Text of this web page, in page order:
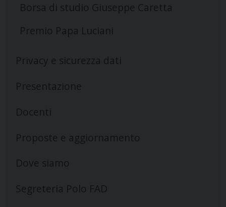
Borsa di studio Giuseppe Caretta
Premio Papa Luciani
Privacy e sicurezza dati
Presentazione
Docenti
Proposte e aggiornamento
Dove siamo
Segreteria Polo FAD